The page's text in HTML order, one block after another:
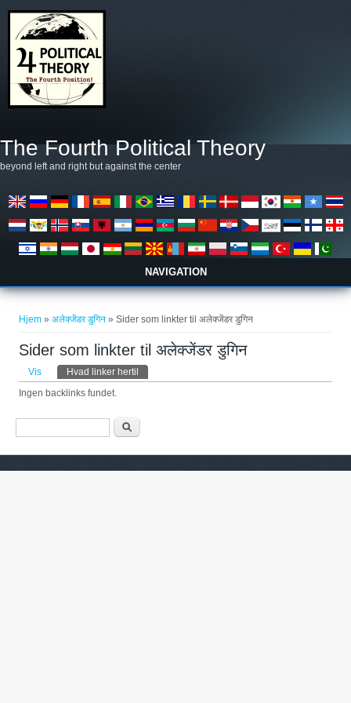
The Fourth Political Theory
beyond left and right but against the center
NAVIGATION
Du er her
Hjem »अलेक्जेंडर डुगिन» Sider som linkter til अलेक्जेंडर डुगिन
Sider som linkter til अलेक्जेंडर डुगिन
Primære faneblade
Vis Hvad linker hertil
Ingen backlinks fundet.